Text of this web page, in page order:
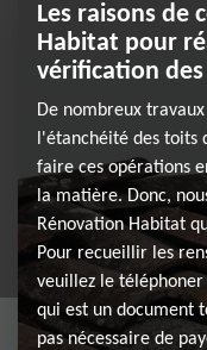
Les raisons de
Habitat pour
vérification
De nombreux
l'étanchéité des toits
faire ces opérations
la matière. Donc,
Rénovation Habitat
Pour recueillir les
veuillez le
qui est un document
pas nécessaire de